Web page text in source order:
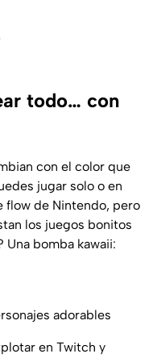
todo… con
con el color que
jugar solo o en
flow de Nintendo, pero
los juegos bonitos
bomba kawaii:
adorables
en Twitch y